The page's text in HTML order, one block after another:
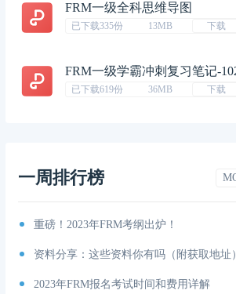
FRM一级全科思维导图
已下载335份 13MB 下载
FRM一级学霸冲刺复习笔记-
已下载619份 36MB 下载
一周排行榜
重磅！2023年FRM考纲出炉！
资料分享：这些资料你有吗（附获取地址
2023年FRM报名考试时间和费用详解